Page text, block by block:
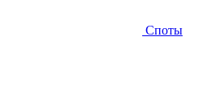
Споты